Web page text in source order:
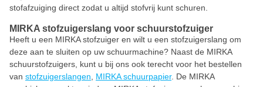
stofafzuiging direct zodat u altijd stofvrij kunt schuren.
MIRKA stofzuigerslang voor schuurstofzuiger
Heeft u een MIRKA stofzuiger en wilt u een stofzuigerslang om
deze aan te sluiten op uw schuurmachine? Naast de MIRKA
schuurstofzuigers, kunt u bij ons ook terecht voor het bestellen
van stofzuigerslangen MIRKA schuurpapier. De MIRKA